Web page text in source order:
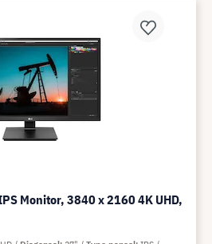
Monitor, 3840 x 2160 4K UHD,